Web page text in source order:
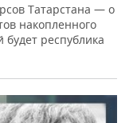
Татарстана — о
накопленного
республика